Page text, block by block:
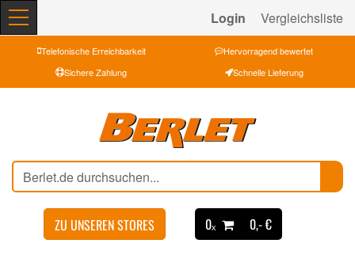
Login Vergleichsliste
Telefonische Erreichbarkeit
Hervorragend bewertet
Sichere Zahlung
Schnelle Lieferung
ZU UNSEREN STORES 0ₓ 0,- €